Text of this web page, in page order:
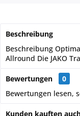
Beschreibung
Beschreibung
Allround Die JAKO
Bewertungen
0
Bewertungen lesen,
Kunden kauften